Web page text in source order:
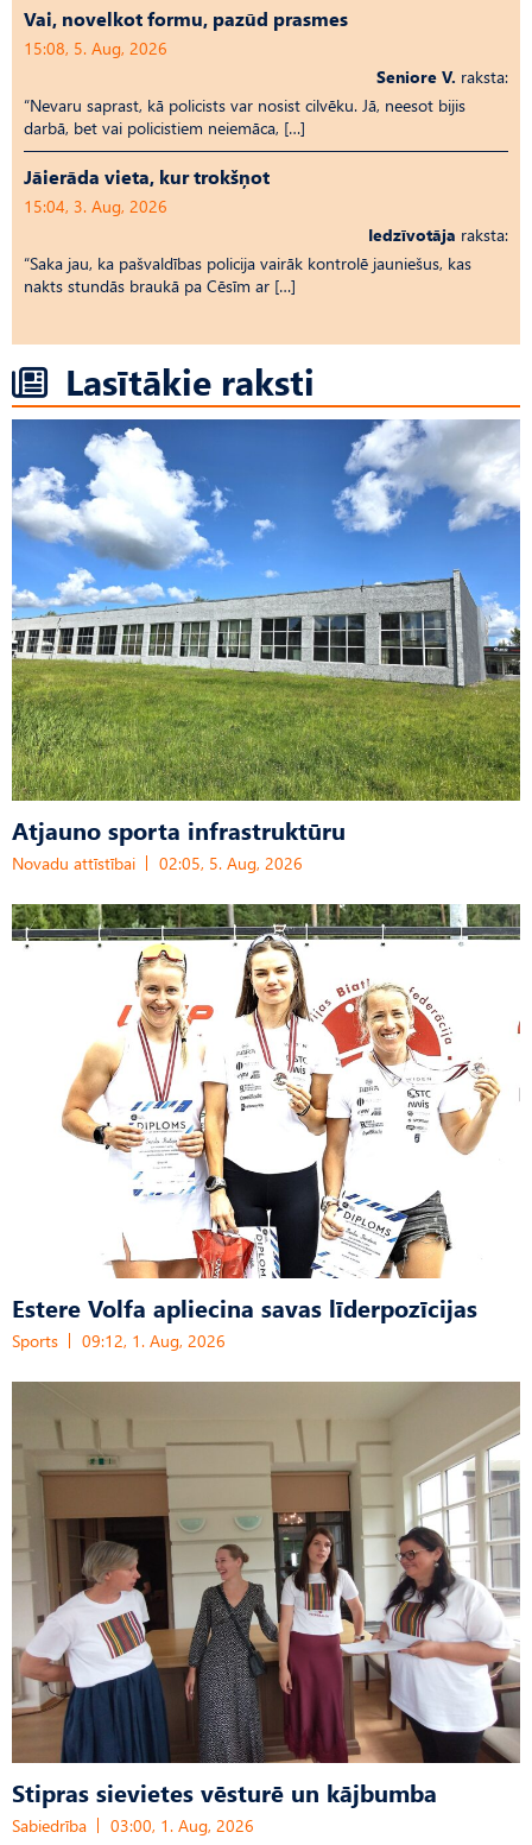
Vai, novelkot formu, pazūd prasmes
15:08, 5. Aug, 2026
Seniore V. raksta:
“Nevaru saprast, kā policists var nosist cilvēku. Jā, neesot bijis
darbā, bet vai policistiem neiemāca, […]
Jāierāda vieta, kur trokšņot
15:04, 3. Aug, 2026
Iedzīvotāja raksta:
“Saka jau, ka pašvaldības policija vairāk kontrolē jauniešus, kas
nakts stundās braukā pa Cēsīm ar […]
Lasītākie raksti
Atjauno sporta infrastruktūru
Novadu attīstībai 02:05, 5. Aug, 2026
Estere Volfa apliecina savas līderpozīcijas
Sports 09:12, 1. Aug, 2026
Stipras sievietes vēsturē un kājbumba
Sabiedrība 03:00, 1. Aug, 2026